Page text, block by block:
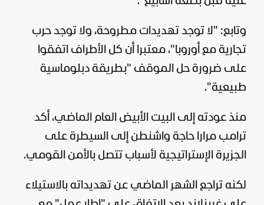
وتابع: "لا توجد تهديدات مطروحة، ولا توجد حرب
تجارية مع أوروبا"، معتبرا أن كل الأطراف اتفقوا
على ضرورة حل الموقف "بطريقة دبلوماسية
طبيعية".
منذ عودته إلى البيت الأبيض العام الماضي، أكد
ترامب مرارا حاجة واشنطن إلى السيطرة على
الجزيرة الإستراتيجية لأسباب تتصل بالأمن القومي.
لكنه تراجع الشهر الماضي عن تهديداته بالاستيلاء